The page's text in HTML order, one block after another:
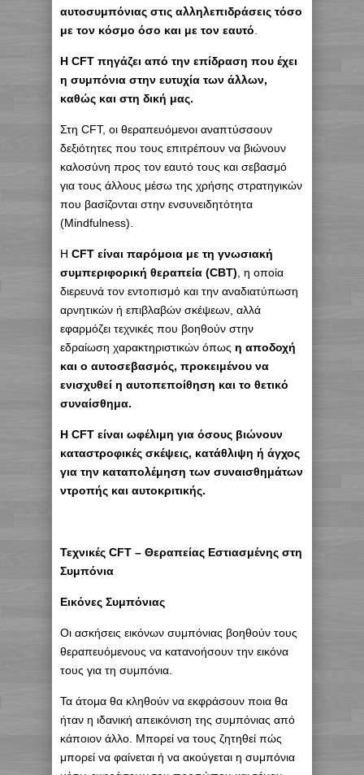
αυτοσυμπόνιας στις αλληλεπιδράσεις τόσο
με τον κόσμο όσο και με τον εαυτό
Η CFT πηγάζει από την επίδραση που έχει
η συμπόνια στην ευτυχία των άλλων,
καθώς και στη δική μας.
Στη CFT, οι θεραπευόμενοι αναπτύσσουν
δεξιότητες που τους επιτρέπουν να βιώνουν
καλοσύνη προς τον εαυτό τους και σεβασμό
για τους άλλους μέσω της χρήσης στρατηγικών
που βασίζονται στην ενσυνειδητότητα
(Mindfulness).
Η CFT είναι παρόμοια με τη γνωσιακή
συμπεριφορική θεραπεία (CBT) , η οποία
διερευνά τον εντοπισμό και την αναδιατύπωση
αρνητικών ή επιβλαβών σκέψεων, αλλά
εφαρμόζει τεχνικές που βοηθούν στην
εδραίωση χαρακτηριστικών όπως η αποδοχή
και ο αυτοσεβασμός, προκειμένου να
ενισχυθεί η αυτοπεποίθηση και το θετικό
συναίσθημα.
Η CFT είναι ωφέλιμη για όσους βιώνουν
καταστροφικές σκέψεις, κατάθλιψη ή άγχος
για την καταπολέμηση των συναισθημάτων
ντροπής και αυτοκριτικής.
Τεχνικές CFT – Θεραπείας Εστιασμένης στη
Συμπόνια
Εικόνες Συμπόνιας
Οι ασκήσεις εικόνων συμπόνιας βοηθούν τους
θεραπευόμενους να κατανοήσουν την εικόνα
τους για τη συμπόνια.
Τα άτομα θα κληθούν να εκφράσουν ποια θα
ήταν η ιδανική απεικόνιση της συμπόνιας από
κάποιον άλλο. Μπορεί να τους ζητηθεί πώς
μπορεί να φαίνεται ή να ακούγεται η συμπόνια